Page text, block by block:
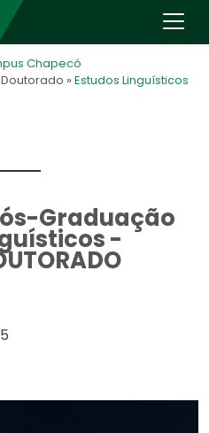
Chapecó
Doutorado » Estudos Linguísticos
Graduação
-